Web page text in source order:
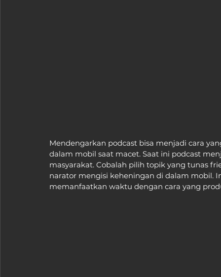
Mendengarkan podcast bisa menjadi cara
dalam mobil saat macet. Saat ini podcast
masyarakat. Cobalah pilih topik yang tunas
narator mengisi keheningan di dalam mobil.
memanfaatkan waktu dengan cara yang